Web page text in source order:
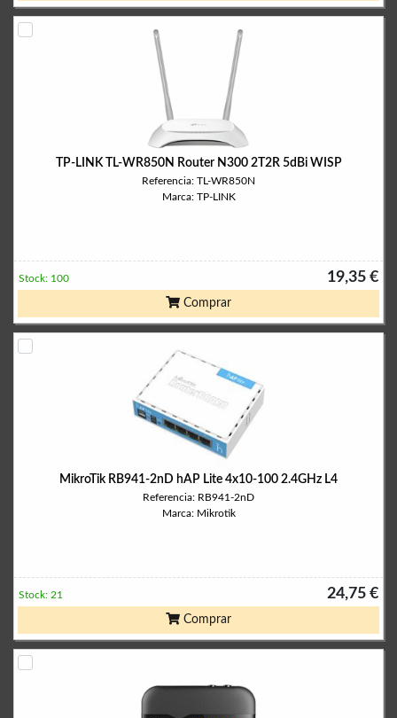
TP-LINK TL-WR850N Router N300 2T2R 5dBi WISP
Referencia: TL-WR850N
Marca: TP-LINK
19,35 €
Stock: 100
Comprar
MikroTik RB941-2nD hAP Lite 4x10-100 2.4GHz L4
Referencia: RB941-2nD
Marca: Mikrotik
24,75 €
Stock: 21
Comprar